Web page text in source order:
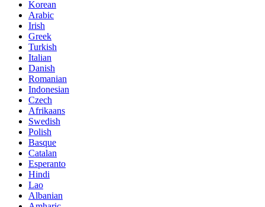
Korean
Arabic
Irish
Greek
Turkish
Italian
Danish
Romanian
Indonesian
Czech
Afrikaans
Swedish
Polish
Basque
Catalan
Esperanto
Hindi
Lao
Albanian